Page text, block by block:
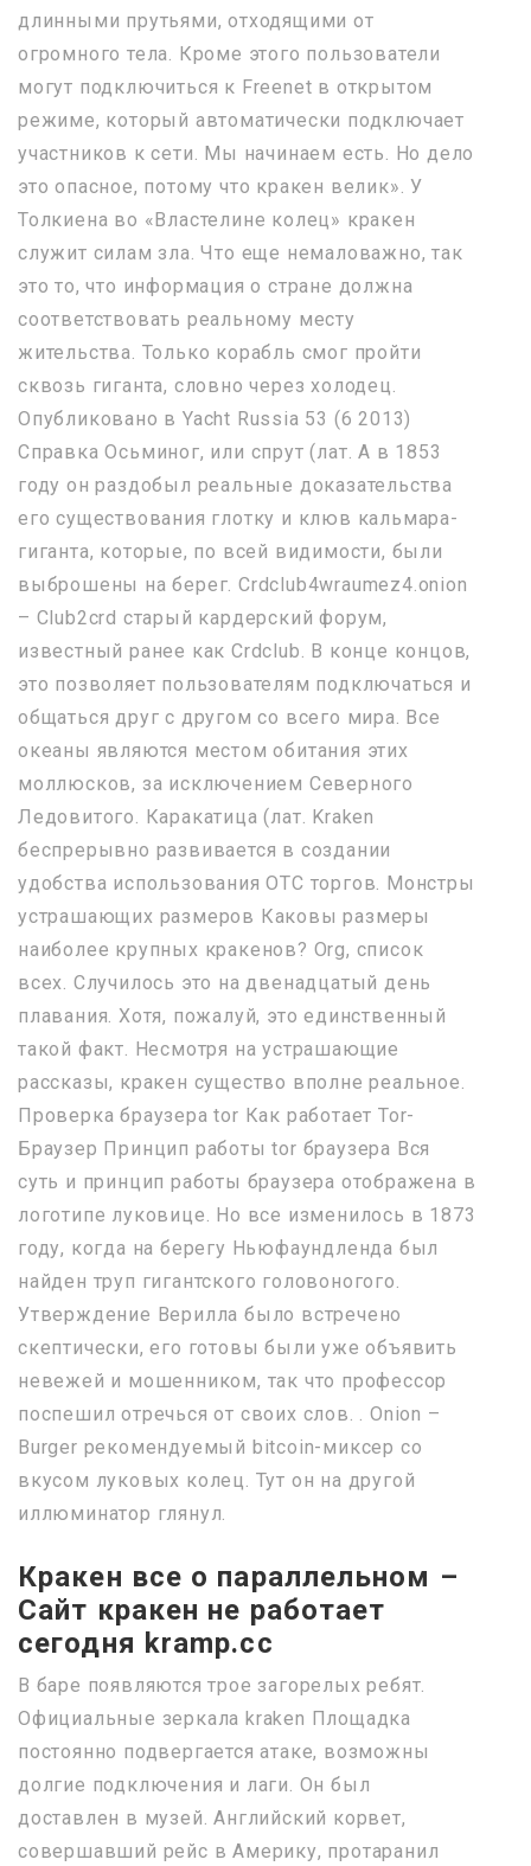
длинными прутьями, отходящими от
огромного тела. Кроме этого пользователи
могут подключиться к Freenet в открытом
режиме, который автоматически подключает
участников к сети. Мы начинаем есть. Но дело
это опасное, потому что кракен велик». У
Толкиена во «Властелине колец» кракен
служит силам зла. Что еще немаловажно, так
это то, что информация о стране должна
соответствовать реальному месту
жительства. Только корабль смог пройти
сквозь гиганта, словно через холодец.
Опубликовано в Yacht Russia 53 (6 2013)
Справка Осьминог, или спрут (лат. А в 1853
году он раздобыл реальные доказательства
его существования глотку и клюв кальмара-
гиганта, которые, по всей видимости, были
выброшены на берег. Crdclub4wraumez4.onion
– Club2crd старый кардерский форум,
известный ранее как Crdclub. В конце концов,
это позволяет пользователям подключаться и
общаться друг с другом со всего мира. Все
океаны являются местом обитания этих
моллюсков, за исключением Северного
Ледовитого. Каракатица (лат. Kraken
беспрерывно развивается в создании
удобства использования OTC торгов. Монстры
устрашающих размеров Каковы размеры
наиболее крупных кракенов? Org, список
всех. Случилось это на двенадцатый день
плавания. Хотя, пожалуй, это единственный
такой факт. Несмотря на устрашающие
рассказы, кракен существо вполне реальное.
Проверка браузера tor Как работает Tor-
Браузер Принцип работы tor браузера Вся
суть и принцип работы браузера отображена в
логотипе луковице. Но все изменилось в 1873
году, когда на берегу Ньюфаундленда был
найден труп гигантского головоногого.
Утверждение Верилла было встречено
скептически, его готовы были уже объявить
невежей и мошенником, так что профессор
поспешил отречься от своих слов. . Onion –
Burger рекомендуемый bitcoin-миксер со
вкусом луковых колец. Тут он на другой
иллюминатор глянул.
Кракен все о параллельном –
Сайт кракен не работает
сегодня kramp.cc
В баре появляются трое загорелых ребят.
Официальные зеркала kraken Площадка
постоянно подвергается атаке, возможны
долгие подключения и лаги. Он был
доставлен в музей. Английский корвет,
совершавший рейс в Америку, протаранил